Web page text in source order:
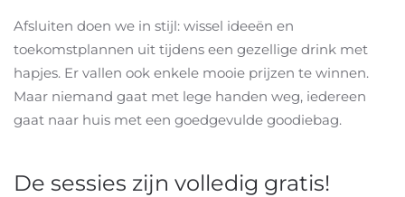
Afsluiten doen we in stijl: wissel ideeën en
toekomstplannen uit tijdens een gezellige drink met
hapjes. Er vallen ook enkele mooie prijzen te winnen.
Maar niemand gaat met lege handen weg, iedereen
gaat naar huis met een goedgevulde goodiebag.
De sessies zijn volledig gratis!